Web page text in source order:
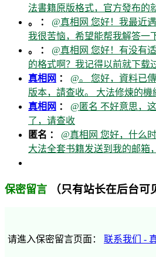
法書籍原版格式，官方發布的
。 ： @真相网 您好！我最近
我很苦恼，希望能帮我解答一
。 ： @真相网 您好！有没有
的格式啊？我记得以前就下载
真相网 ： @。 您好，資料已
版本，請查收。 大法修煉的機
真相网 ： @匿名 不好意思，
了，请查收
匿名 ： @真相网 您好，什么
大法全套书籍发送到我的邮箱
保密留言 （只有站长在后台可
请進入保密留言页面： 联系我们 -